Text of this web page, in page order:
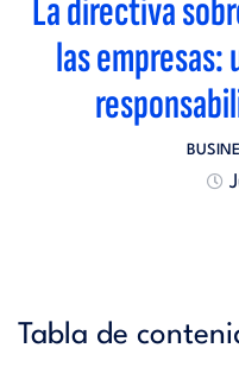
La directiva
las empresas:
Tabla de